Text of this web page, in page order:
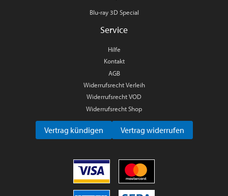
Blu-ray 3D Special
Service
Hilfe
Kontakt
AGB
Widerrufsrecht Verleih
Widerrufsrecht VOD
Widerrufsrecht Shop
Vertrag kündigen Vertrag widerrufen